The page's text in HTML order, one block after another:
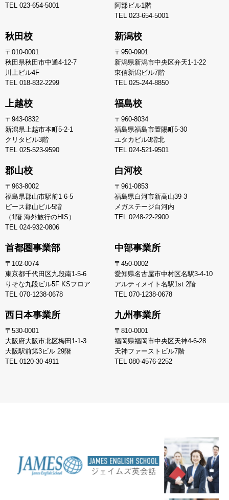
TEL 023-654-5001
阿部ビル1階
TEL 023-654-5001
秋田校
〒010-0001
秋田県秋田市中通4-12-7
川上ビル4F
TEL 018-832-2299
新潟校
〒950-0901
新潟県新潟市中央区弁天1-1-22
東信新潟ビル7階
TEL 025-244-8850
上越校
〒943-0832
新潟県上越市本町5-2-1
クリタビル3階
TEL 025-523-9590
福島校
〒960-8034
福島県福島市置賜町5-30
ユタカビル3階北
TEL 024-521-9501
郡山校
〒963-8002
福島県郡山市駅前1-6-5
ピース郡山ビル5階
（1階 海外旅行のHIS）
TEL 024-932-0806
白河校
〒961-0853
福島県白河市新高山39-3
メガステージ白河内
TEL 0248-22-2900
首都圏事業部
〒102-0074
東京都千代田区九段南1-5-6
りそな九段ビル5F KSフロア
TEL 070-1238-0678
中部事業所
〒450-0002
愛知県名古屋市中村区名駅3-4-10
アルティメイト名駅1st 2階
TEL 070-1238-0678
西日本事業所
〒530-0001
大阪府大阪市北区梅田1-1-3
大阪駅前第3ビル 29階
TEL 0120-30-4911
九州事業所
〒810-0001
福岡県福岡市中央区天神4-6-28
天神ファーストビル7階
TEL 080-4576-2252